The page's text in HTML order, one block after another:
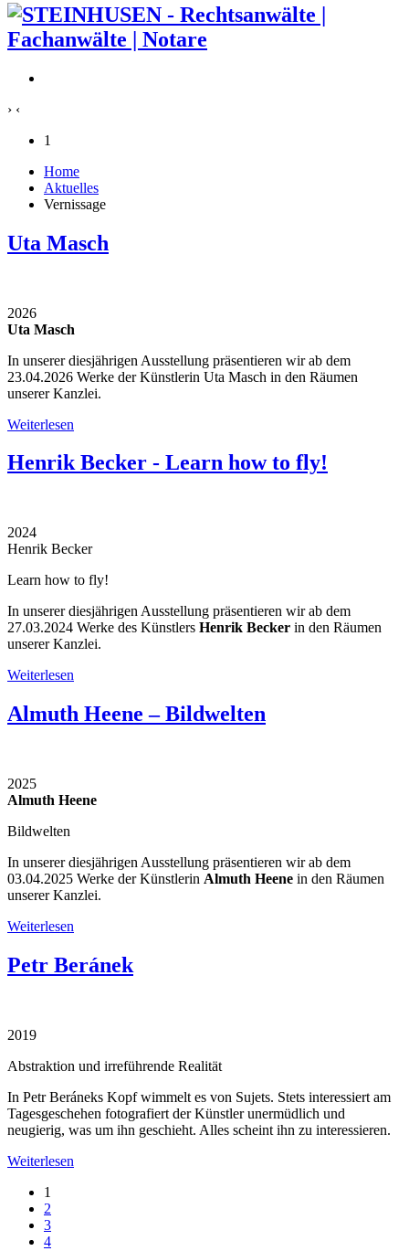
› ‹
1
Home
Aktuelles
Vernissage
Uta Masch
2026
Uta Masch
In unserer diesjährigen Ausstellung präsentieren wir ab dem
23.04.2026 Werke der Künstlerin Uta Masch in den Räumen
unserer Kanzlei.
Weiterlesen
Henrik Becker - Learn how to fly!
2024
Henrik Becker
Learn how to fly!
In unserer diesjährigen Ausstellung präsentieren wir ab dem
27.03.2024 Werke des Künstlers Henrik Becker in den Räumen
unserer Kanzlei.
Weiterlesen
Almuth Heene – Bildwelten
2025
Almuth Heene
Bildwelten
In unserer diesjährigen Ausstellung präsentieren wir ab dem
03.04.2025 Werke der Künstlerin Almuth Heene in den Räumen
unserer Kanzlei.
Weiterlesen
Petr Beránek
2019
Abstraktion und irreführende Realität
In Petr Beráneks Kopf wimmelt es von Sujets. Stets interessiert am
Tagesgeschehen fotografiert der Künstler unermüdlich und
neugierig, was um ihn geschieht. Alles scheint ihn zu interessieren.
Weiterlesen
1
2
3
4